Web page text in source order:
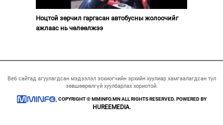
Ноцтой зөрчил гаргасан автобусны жолоочийг
ажлаас нь чөлөөлжээ
Веб сайтад агуулагдсан мэдээлэл зохиогчийн эрхийн хуулиар хамгаалагдсан тул
зөвшөөрөлгүй хуулбарлах хориотой.
COPYRIGHT © MMINFO.MN ALL RIGHTS RESERVED. POWERED BY
HUREEMEDIA.